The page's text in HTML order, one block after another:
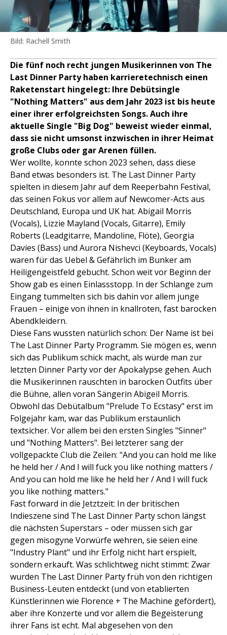
Bild: Rachell Smith
Die fünf noch recht jungen Musikerinnen von The
Last Dinner Party haben karrieretechnisch einen
Raketenstart hingelegt: Ihre Debütsingle
"Nothing Matters" aus dem Jahr 2023 ist bis heute
einer ihrer erfolgreichsten Songs. Auch ihre
aktuelle Single "Big Dog" beweist wieder einmal,
dass sie nicht umsonst inzwischen in ihrer Heimat
große Clubs oder gar Arenen füllen.
Wer wollte, konnte schon 2023 sehen, dass diese
Band etwas besonders ist. The Last Dinner Party
spielten in diesem Jahr auf dem Reeperbahn Festival,
das seinen Fokus vor allem auf Newcomer-Acts aus
Deutschland, Europa und UK hat. Abigail Morris
(Vocals), Lizzie Mayland (Vocals, Gitarre), Emily
Roberts (Leadgitarre, Mandoline, Flöte), Georgia
Davies (Bass) und Aurora Nishevci (Keyboards, Vocals)
waren für das Uebel & Gefährlich im Bunker am
Heiligengeistfeld gebucht. Schon weit vor Beginn der
Show gab es einen Einlassstopp. In der Schlange zum
Eingang tummelten sich bis dahin vor allem junge
Frauen – einige von ihnen in knallroten, fast barocken
Abendkleidern.
Diese Fans wussten natürlich schon: Der Name ist bei
The Last Dinner Party Programm. Sie mögen es, wenn
sich das Publikum schick macht, als würde man zur
letzten Dinner Party vor der Apokalypse gehen. Auch
die Musikerinnen rauschten in barocken Outfits über
die Bühne, allen voran Sängerin Abigeil Morris.
Obwohl das Debütalbum "Prelude To Ecstasy" erst im
Folgejahr kam, war das Publikum erstaunlich
textsicher. Vor allem bei den ersten Singles "Sinner"
und "Nothing Matters". Bei letzterer sang der
vollgepackte Club die Zeilen: "And you can hold me like
he held her / And I will fuck you like nothing matters /
And you can hold me like he held her / And I will fuck
you like nothing matters."
Fast forward in die Jetztzeit: In der britischen
Indieszene sind The Last Dinner Party schon längst
die nächsten Superstars – oder müssen sich gar
gegen misogyne Vorwürfe wehren, sie seien eine
"Industry Plant" und ihr Erfolg nicht hart erspielt,
sondern erkauft. Was schlichtweg nicht stimmt: Zwar
wurden The Last Dinner Party früh von den richtigen
Business-Leuten entdeckt (und von etablierten
Künstlerinnen wie Florence + The Machine gefördert),
aber ihre Konzerte und vor allem die Begeisterung
ihrer Fans ist echt. Mal abgesehen von den